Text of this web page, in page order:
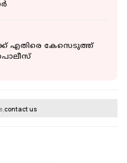
എതിരെ കേസെടുത്ത്
contact us